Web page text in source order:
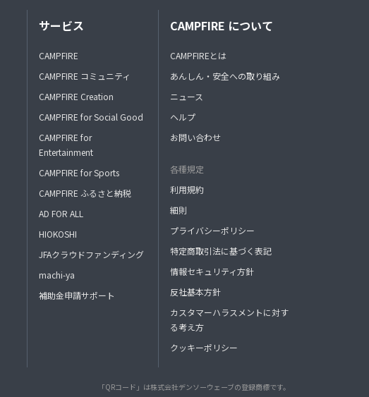
サービス
CAMPFIRE
CAMPFIRE コミュニティ
CAMPFIRE Creation
CAMPFIRE for Social Good
CAMPFIRE for
Entertainment
CAMPFIRE for Sports
CAMPFIRE ふるさと納税
AD FOR ALL
HIOKOSHI
JFAクラウドファンディング
machi-ya
補助金申請サポート
CAMPFIRE について
CAMPFIREとは
あんしん・安全への取り組み
ニュース
ヘルプ
お問い合わせ
各種規定
利用規約
細則
プライバシーポリシー
特定商取引法に基づく表記
情報セキュリティ方針
反社基本方針
カスタマーハラスメントに対す
る考え方
クッキーポリシー
「QRコード」は株式会社デンソーウェーブの登録商標です。